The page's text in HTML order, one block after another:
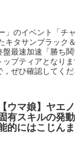
」のイベント「チ
キタサンブラック
最速加速「勝ち
プティアとなり
ぜひ確認してくだ
【ウマ娘】ヤエ
固有スキルの発
的にはこじん